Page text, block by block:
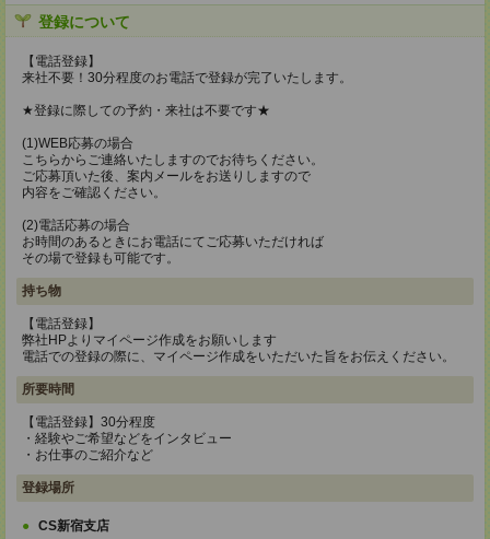
登録について
【電話登録】
来社不要！30分程度のお電話で登録が完了いたします。
★登録に際しての予約・来社は不要です★
(1)WEB応募の場合
こちらからご連絡いたしますのでお待ちください。
ご応募頂いた後、案内メールをお送りしますので
内容をご確認ください。
(2)電話応募の場合
お時間のあるときにお電話にてご応募いただければ
その場で登録も可能です。
持ち物
【電話登録】
弊社HPよりマイページ作成をお願いします
電話での登録の際に、マイページ作成をいただいた旨をお伝えください。
所要時間
【電話登録】30分程度
・経験やご希望などをインタビュー
・お仕事のご紹介など
登録場所
CS新宿支店